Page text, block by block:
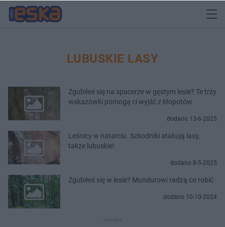
LUBUSKIE LASY
Zgubiłeś się na spacerze w gęstym lesie? Te trzy
wskazówki pomogą ci wyjść z kłopotów
dodano 13-6-2025
Leśnicy w natarciu. Szkodniki atakują lasy,
także lubuskie!
dodano 8-5-2025
Zgubiłeś się w lesie? Mundurowi radzą co robić
dodano 10-10-2024